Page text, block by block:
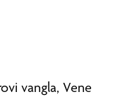
vangla, Vene